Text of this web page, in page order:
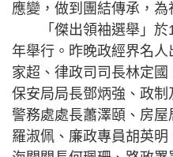
應變，做到團結傳承，為
「傑出領袖選舉」於
年舉行。昨晚政經界名
家超、律政司司長林定國
保安局局長鄧炳強、政制
警務處處長蕭澤頤、房
羅淑佩、廉政專員胡英明